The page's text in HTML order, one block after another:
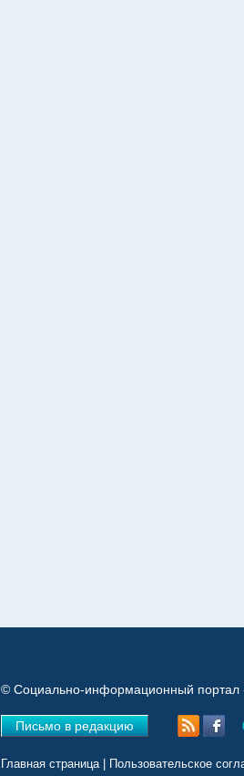
© Социально-информационный портал
Письмо в редакцию
Главная страница| Пользовательское